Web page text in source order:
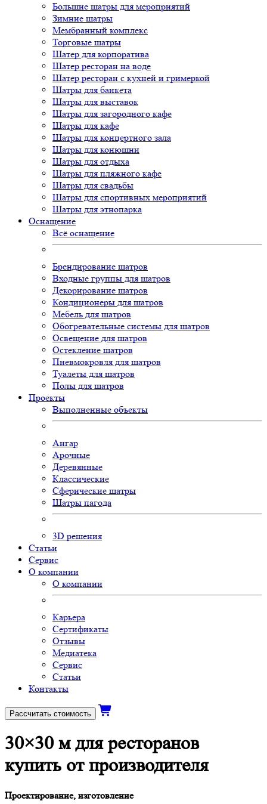
Большие шатры для мероприятий
Зимние шатры
Мембранный комплекс
Торговые шатры
Шатер для корпоратива
Шатер ресторан на воде
Шатер ресторан с кухней и гримеркой
Шатры для банкета
Шатры для выставок
Шатры для загородного кафе
Шатры для кафе
Шатры для концертного зала
Шатры для конюшни
Шатры для отдыха
Шатры для пляжного кафе
Шатры для свадьбы
Шатры для спортивных мероприятий
Шатры для этнопарка
Оснащение
Всё оснащение
Брендирование шатров
Входные группы для шатров
Декорирование шатров
Кондиционеры для шатров
Мебель для шатров
Обогревательные системы для шатров
Освещение для шатров
Остекление шатров
Пневмокровля для шатров
Туалеты для шатров
Полы для шатров
Проекты
Выполненные объекты
Ангар
Арочные
Деревянные
Классические
Сферические шатры
Шатры пагода
3D решения
Статьи
Сервис
О компании
О компании
Карьера
Сертификаты
Отзывы
Медиатека
Сервис
Статьи
Контакты
Рассчитать стоимость
30×30 м для ресторанов
купить от производителя
Проектирование, изготовление